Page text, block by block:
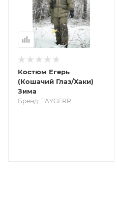
Костюм Егерь
(Кошачий Глаз/Хаки)
Зима
Бренд: TAYGERR